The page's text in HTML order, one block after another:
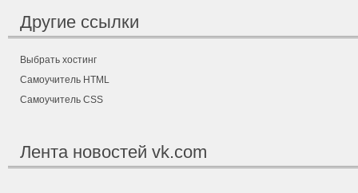
Другие ссылки
Выбрать хостинг
Самоучитель HTML
Самоучитель CSS
Лента новостей vk.com